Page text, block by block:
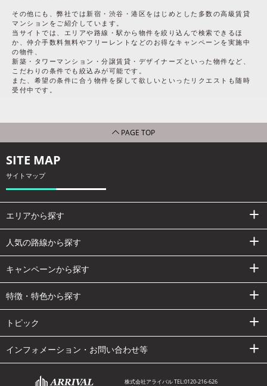
その他にも、弊社では新宿・渋谷・港区をはじめとした多数の高級賃貸
マンションをご紹介しています。
当サイトでは、エリアや路線・駅から物件を絞り込んで検索できるほ
か、仲介手数料無料やフリーレントなどのお得なキャンペーンを実施中
の物件、
新築・タワーマンション・分譲賃貸・デザイナーズといった物件など、
こだわりの条件でも絞込みが可能です。
また、希望の条件に合う物件を探して欲しいといったリクエストも随時
受付中です。
PAGE TOP
SITE MAP
サイトマップ
エリアから探す
人気の路線から探す
キャンペーンから探す
特徴・特色から探す
トピック
インフォメーション・お問い合わせ等
株式会社アライバル TEL:0120-216-626